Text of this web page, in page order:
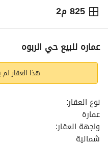
825 م2
⃁
4,000,000
التفاصيل معلومات
عماره للبيع حي الربوه
هذا العقار
نوع العقار:
عمارة
واجهة العقار:
شمالية